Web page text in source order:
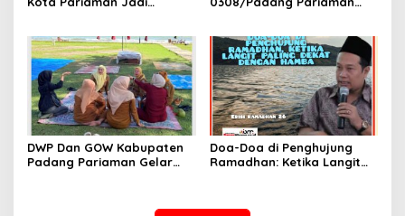
Yonnedi
DWP Dan GOW Kabupaten
Padang Pariaman Gelar
Doa-Doa di Penghujung
Ramadhan: Ketika Langit